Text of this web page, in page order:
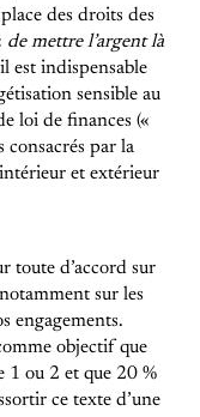
des droits des
de mettre l’argent là
est indispensable
sensible au
loi de finances («
consacrés par la
et extérieur
toute d’accord sur
sur les
engagements.
objectif que
1 ou 2 et que 20 %
ce texte d’une